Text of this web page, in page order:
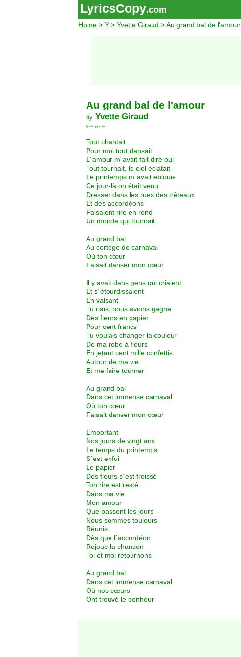
LyricsCopy.com
Home > Y > Yvette Giraud > Au grand bal de l'amour
Au grand bal de l'amour
by Yvette Giraud
lyricscopy.com
Tout chantait
Pour moi tout dansait
L´amour m´avait fait dire oui
Tout tournait, le ciel éclatait
Le printemps m´avait éblouie
Ce jour-là on était venu
Dresser dans les rues des tréteaux
Et des accordéons
Faisaient rire en rond
Un monde qui tournait
Au grand bal
Au cortège de carnaval
Où ton cœur
Faisait danser mon cœur
Il y avait dans gens qui criaient
Et s´étourdissaient
En valsant
Tu riais, nous avions gagné
Des fleurs en papier
Pour cent francs
Tu voulais changer la couleur
De ma robe à fleurs
En jetant cent mille confettis
Autour de ma vie
Et me faire tourner
Au grand bal
Dans cet immense carnaval
Où ton cœur
Faisait danser mon cœur
Emportant
Nos jours de vingt ans
Le temps du printemps
S´est enfui
Le papier
Des fleurs s´est froissé
Ton rire est resté
Dans ma vie
Mon amour
Que passent les jours
Nous sommes toujours
Réunis
Dès que l´accordéon
Rejoue la chanson
Toi et moi retournons
Au grand bal
Dans cet immense carnaval
Où nos cœurs
Ont trouvé le bonheur